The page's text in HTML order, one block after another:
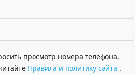
просмотр номера телефона,
Правила и политику сайта .